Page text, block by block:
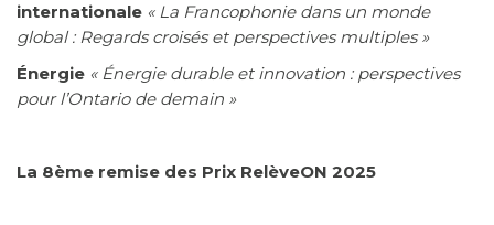
internationale « La Francophonie dans un monde
global : Regards croisés et perspectives multiples »
Énergie « Énergie durable et innovation : perspectives
pour l’Ontario de demain »
La 8ème remise des Prix RelèveON 2025